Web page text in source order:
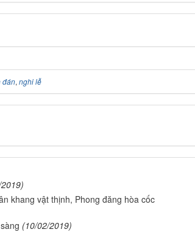
đán, nghi lễ
khang vật thịnh, Phong đăng hòa cốc
(10/02/2019)